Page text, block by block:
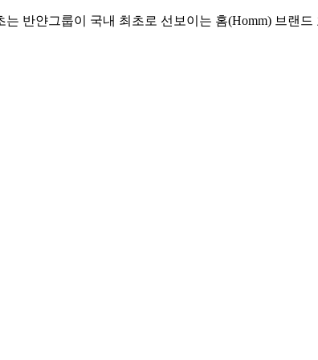
반얀그룹이 국내 최초로 선보이는 홈(Homm) 브랜드